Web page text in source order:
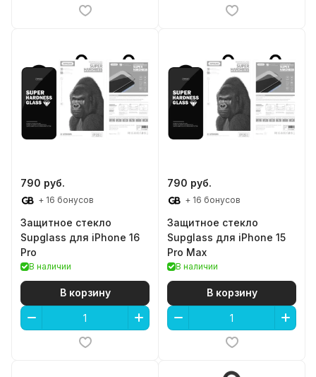
790 руб.
+ 16 бонусов
Защитное стекло
Supglass для iPhone 16
Pro
В наличии
В корзину
790 руб.
+ 16 бонусов
Защитное стекло
Supglass для iPhone 15
Pro Max
В наличии
В корзину